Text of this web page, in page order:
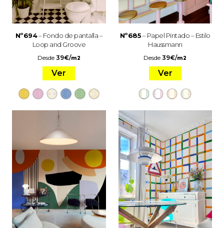
Nº694– Fondo de pantalla –
Loop and Groove
Desde 39€/m2
Ver
Nº685– Papel Pintado – Estilo
Haussmann
Desde39€/m2
Ver